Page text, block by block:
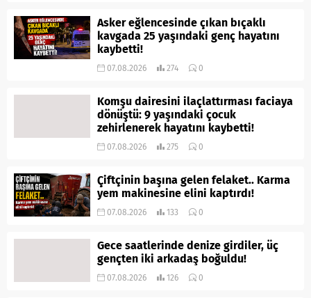
Asker eğlencesinde çıkan bıçaklı
kavgada 25 yaşındaki genç hayatını
kaybetti!
07.08.2026 274 0
Komşu dairesini ilaçlattırması faciaya
dönüştü: 9 yaşındaki çocuk
zehirlenerek hayatını kaybetti!
07.08.2026 275 0
Çiftçinin başına gelen felaket.. Karma
yem makinesine elini kaptırdı!
07.08.2026 133 0
Gece saatlerinde denize girdiler, üç
gençten iki arkadaş boğuldu!
07.08.2026 126 0